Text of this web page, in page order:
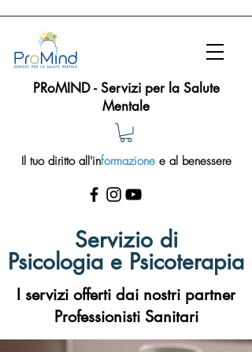
PRoMIND - Servizi per la Salute
Mentale
Il tuo diritto all'informazionee al benessere
Servizio di
Psicologia e Psicoterapia
I servizi offerti dai nostri partner
Professionisti Sanitari